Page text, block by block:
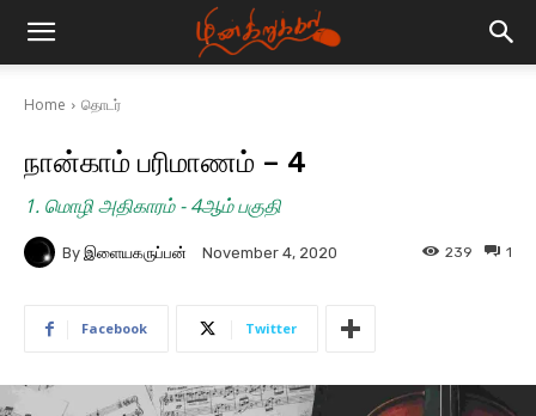
Home தொடர்
நான்காம் பரிமாணம் – 4
1. மொழி அதிகாரம் - 4ஆம் பகுதி
By இளையகருப்பன் November 4, 2020 1
239
Facebook Twitter